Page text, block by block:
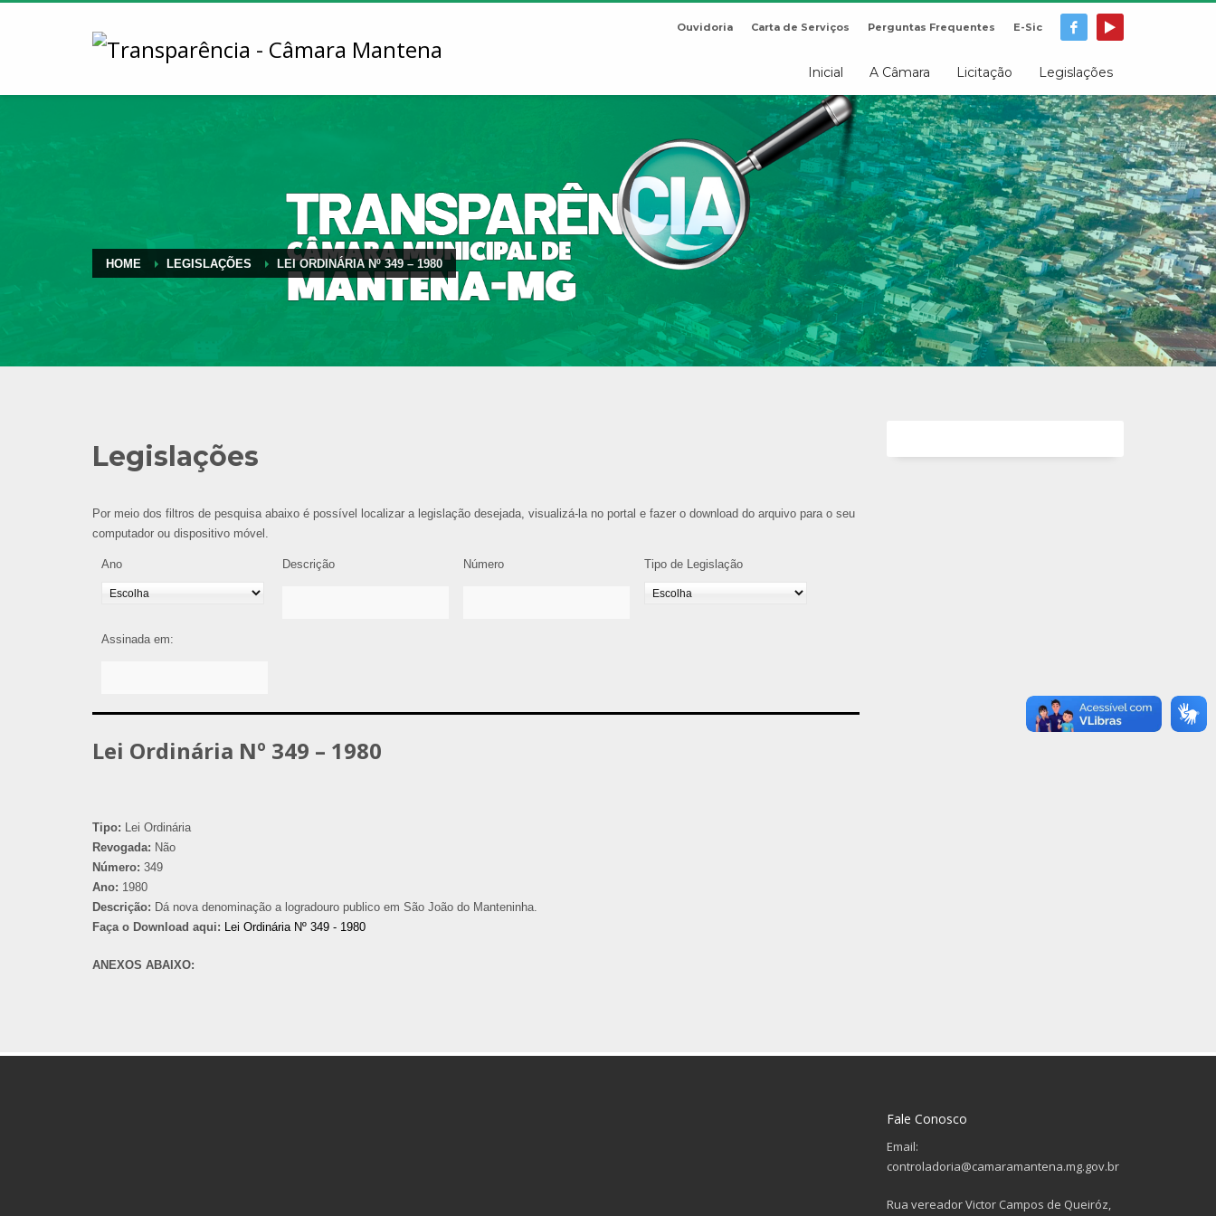
Ouvidoria Carta de Serviços Perguntas Frequentes E-Sic
Inicial A Câmara Licitação Legislações
HOME LEGISLAÇÕES LEI ORDINÁRIA Nº 349 – 1980
Legislações
Por meio dos filtros de pesquisa abaixo é possível localizar a legislação desejada, visualizá-la no portal e fazer o download do arquivo para o seu
computador ou dispositivo móvel.
Ano Descrição Número Tipo de Legislação
Assinada em:
Lei Ordinária Nº 349 – 1980
Tipo: Lei Ordinária
Revogada: Não
Número: 349
Ano: 1980
Descrição: Dá nova denominação a logradouro publico em São João do Manteninha.
Faça o Download aqui: Lei Ordinária Nº 349 - 1980
ANEXOS ABAIXO:
Fale Conosco
Email:
controladoria@camaramantena.mg.gov.br
Rua vereador Victor Campos de Queiróz,